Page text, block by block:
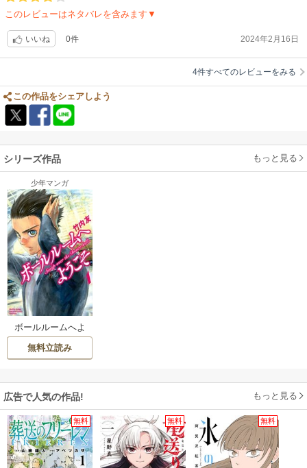
このレビューはネタバレを含みます▼
いいね 0件 2024年2月16日
4件すべてのレビューをみる
この作品をシェアしよう
シリーズ作品 もっと見る
少年マンガ
ボールルームへよ
うこそ
無料立読み
広告で人気の作品! もっと見る
無料 無料 無料